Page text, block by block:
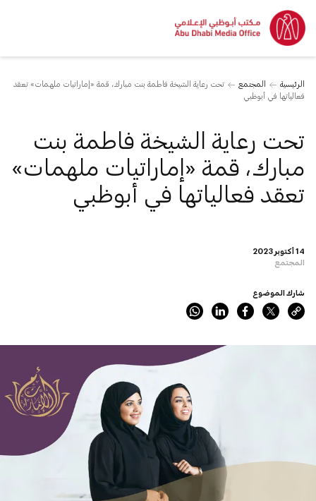
الرئيسية المجتمع
تحت رعاية الشيخة فاطمة بنت مبارك، قمة «إماراتيات ملهمات» تعقد
فعالياتها في أبوظبي
14 أكتوبر 2023
المجتمع
تحت رعاية الشيخة فاطمة بنت
مبارك، قمة «إماراتيات ملهمات»
تعقد فعالياتها في أبوظبي
شارك الموضوع